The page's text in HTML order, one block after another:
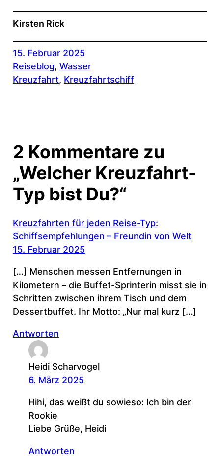
Kirsten Rick
15. Februar 2025
Reiseblog, Wasser
Kreuzfahrt, Kreuzfahrtschiff
2 Kommentare zu
„Welcher Kreuzfahrt-
Typ bist Du?“
Kreuzfahrten für jeden Reise-Typ:
Schiffsempfehlungen – Freundin von Welt
15. Februar 2025
[…] Menschen messen Entfernungen in
Kilometern – die Buffet-Sprinterin misst sie in
Schritten zwischen ihrem Tisch und dem
Dessertbuffet. Ihr Motto: „Nur mal kurz […]
Antworten
Heidi Scharvogel
6. März 2025
Hihi, das weißt du sowieso: Ich bin der
Rookie
Liebe Grüße, Heidi
Antworten